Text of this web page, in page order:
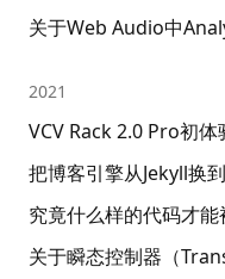
关于Web Audio中
2021
VCV Rack 2.0 Pro初体
把博客引擎从Jekyll换
究竟什么样的代码才能
关于瞬态控制器（